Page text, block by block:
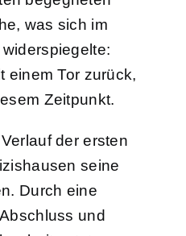
was sich im
einem Tor zurück,
Zeitpunkt.
der ersten
seine
Durch eine
und